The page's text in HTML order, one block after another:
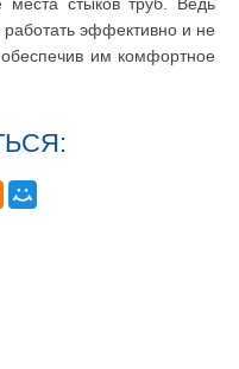
работать эффективно и не
обеспечив им комфортное